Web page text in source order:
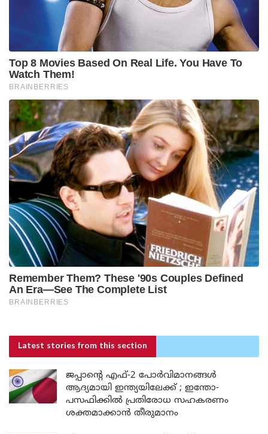
Latest stories from this section
ജപ്പാന്റെ എഫ്-2 പോർവിമാനങ്ങൾ
ആദ്യമായി ഇന്ത്യയിലേക്ക് ; ഇന്തോ-
പസഫിക്കിൽ പ്രതിരോധ സഹകരണം
ശക്തമാക്കാൻ തീരുമാനം